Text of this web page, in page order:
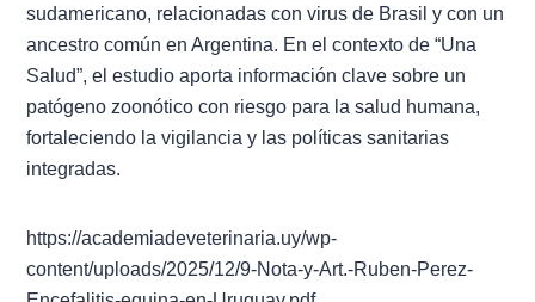
sudamericano, relacionadas con virus de Brasil y con un
ancestro común en Argentina. En el contexto de “Una
Salud”, el estudio aporta información clave sobre un
patógeno zoonótico con riesgo para la salud humana,
fortaleciendo la vigilancia y las políticas sanitarias
integradas.
https://academiadeveterinaria.uy/wp-
content/uploads/2025/12/9-Nota-y-Art.-Ruben-Perez-